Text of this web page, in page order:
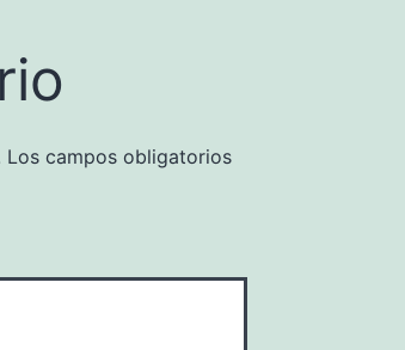
Los campos obligatorios